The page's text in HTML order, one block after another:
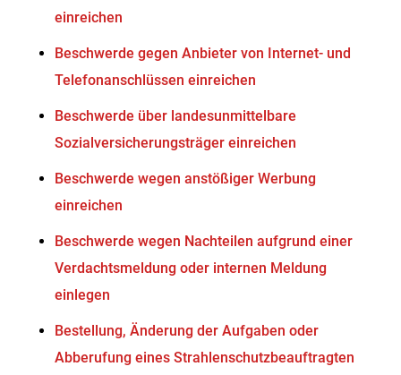
einreichen
Beschwerde gegen Anbieter von Internet- und
Telefonanschlüssen einreichen
Beschwerde über landesunmittelbare
Sozialversicherungsträger einreichen
Beschwerde wegen anstößiger Werbung
einreichen
Beschwerde wegen Nachteilen aufgrund einer
Verdachtsmeldung oder internen Meldung
einlegen
Bestellung, Änderung der Aufgaben oder
Abberufung eines Strahlenschutzbeauftragten